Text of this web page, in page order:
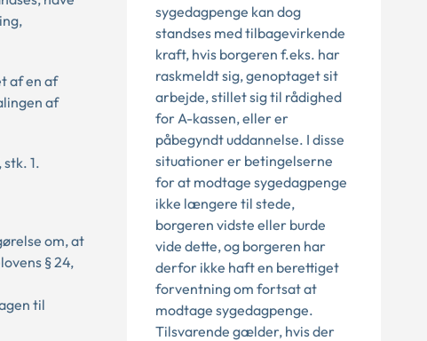
af en af
af
1.
om, at
§ 24,
til
sygedagpenge kan dog
standses med tilbagevirkende
kraft, hvis borgeren f.eks. har
raskmeldt sig, genoptaget sit
arbejde, stillet sig til rådighed
for A-kassen, eller er
påbegyndt uddannelse. I disse
situationer er betingelserne
for at modtage sygedagpenge
ikke længere til stede,
borgeren vidste eller burde
vide dette, og borgeren har
derfor ikke haft en berettiget
forventning om fortsat at
modtage sygedagpenge.
Tilsvarende gælder, hvis der